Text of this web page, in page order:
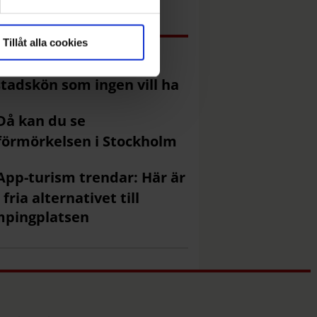
Tillåt alla cookies
läst just nu
är lägenheterna i
som ingen vill ha
kan du se
i Stockholm
turism trendar: Här är
fria alternativet till